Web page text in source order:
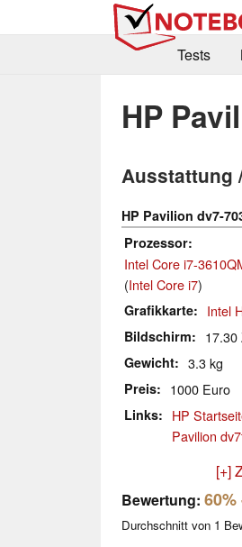
Tests
HP
Ausstattung
HP Pavilion dv7-
Prozessor
Intel Core i7-
(Intel Core i7)
Grafikkarte Intel
Bildschirm 17.30
Gewicht 3.3 kg
Preis 1000 Euro
Links
HP
Pavilion
[+]
Bewertung: 60%
Durchschnitt von 1